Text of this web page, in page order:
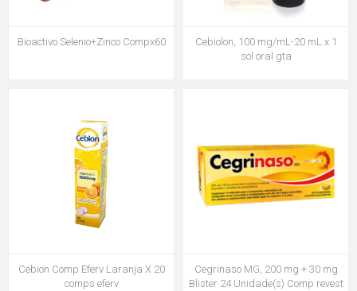
Bioactivo Selenio+Zinco Compx60
Cebiolon, 100 mg/mL-20 mL x 1
sol oral gta
Cebion Comp Eferv Laranja X 20
comps eferv
Cegrinaso MG, 200 mg + 30 mg
Blister 24 Unidade(s) Comp revest